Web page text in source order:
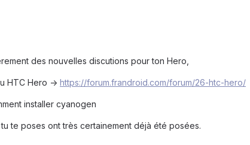
des nouvelles discutions pour ton Hero,
HTC Hero -> https://forum.frandroid.com/forum/26-htc-hero/
installer cyanogen
te poses ont très certainement déjà été posées.